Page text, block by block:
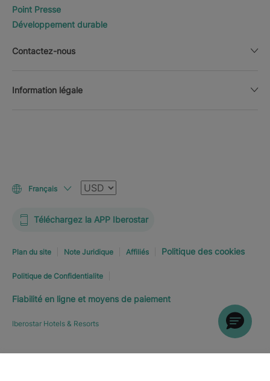
Point Presse
Développement durable
Contactez-nous
Information légale
Français Devise
Téléchargez la APP Iberostar
Plan du site Note Juridique Affiliés Politique des cookies
Politique de Confidentialite
Fiabilité en ligne et moyens de paiement
Iberostar Hotels & Resorts